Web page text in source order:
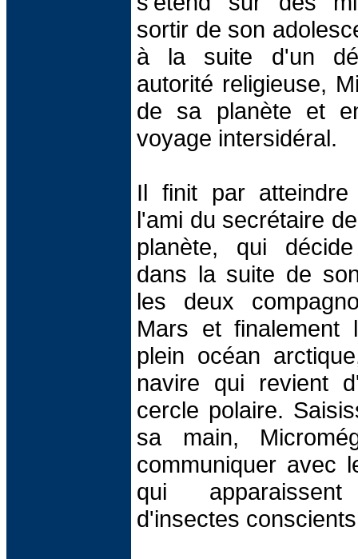
sortir de son
à la suite d'un
autorité religieuse,
de sa planète et
voyage intersidéral.
Il finit par
l'ami du secrétaire
planète, qui
dans la suite de
les deux
Mars et finalement
plein océan
navire qui revient
cercle polaire.
sa main,
communiquer avec
qui
d'insectes